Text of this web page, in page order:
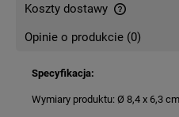
Koszty dostawy
Cena nie zawiera ewentualnych
Opinie o produkcie (0)
Specyfikacja:
Wymiary produktu: Ø 8,4 x 6,3 cm